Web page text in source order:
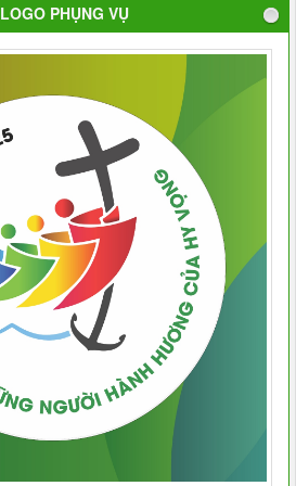
LOGO PHỤNG VỤ